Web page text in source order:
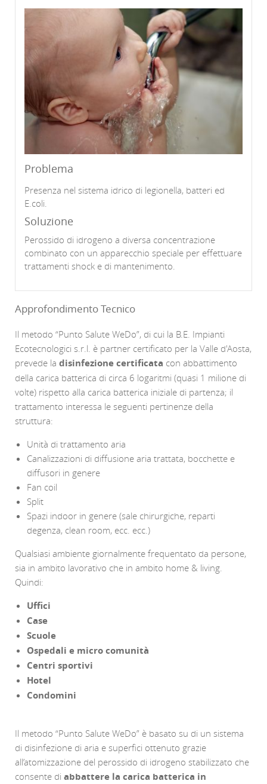
Problema
Presenza nel sistema idrico di legionella, batteri ed
E.coli.
Soluzione
Perossido di idrogeno a diversa concentrazione
combinato con un apparecchio speciale per effettuare
trattamenti shock e di mantenimento.
Approfondimento Tecnico
Il metodo “Punto Salute WeDo”, di cui la B.E. Impianti
Ecotecnologici s.r.l. è partner certificato per la Valle d'Aosta,
prevede la disinfezione certificata con abbattimento
della carica batterica di circa 6 logaritmi (quasi 1 milione di
volte) rispetto alla carica batterica iniziale di partenza; il
trattamento interessa le seguenti pertinenze della
struttura:
Unità di trattamento aria
Canalizzazioni di diffusione aria trattata, bocchette e
diffusori in genere
Fan coil
Split
Spazi indoor in genere (sale chirurgiche, reparti
degenza, clean room, ecc. ecc.)
Qualsiasi ambiente giornalmente frequentato da persone,
sia in ambito lavorativo che in ambito home & living.
Quindi:
Uffici
Case
Scuole
Ospedali e micro comunità
Centri sportivi
Hotel
Condomini
Il metodo “Punto Salute WeDo” è basato su di un sistema
di disinfezione di aria e superfici ottenuto grazie
all’atomizzazione del perossido di idrogeno stabilizzato che
consente di abbattere la carica batterica in